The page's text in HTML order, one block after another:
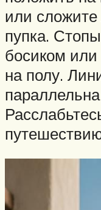
или
пупка.
босиком или
на полу.